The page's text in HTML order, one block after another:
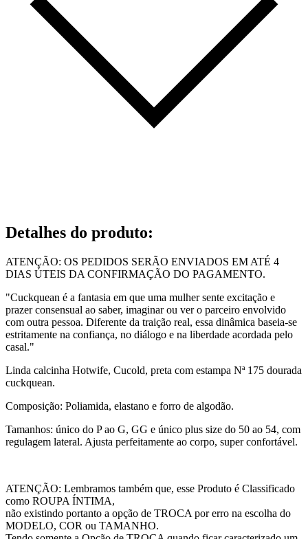
Detalhes do produto:
ATENÇÃO: OS PEDIDOS SERÃO ENVIADOS EM ATÉ 4
DIAS ÚTEIS DA CONFIRMAÇÃO DO PAGAMENTO.
"Cuckquean é a fantasia em que uma mulher sente excitação e
prazer consensual ao saber, imaginar ou ver o parceiro envolvido
com outra pessoa. Diferente da traição real, essa dinâmica baseia-se
estritamente na confiança, no diálogo e na liberdade acordada pelo
casal."
Linda calcinha Hotwife, Cucold, preta com estampa Nª 175 dourada
cuckquean.
Composição: Poliamida, elastano e forro de algodão.
Tamanhos: único do P ao G, GG e único plus size do 50 ao 54, com
regulagem lateral. Ajusta perfeitamente ao corpo, super confortável.
ATENÇÃO: Lembramos também que, esse Produto é Classificado
como ROUPA ÍNTIMA,
não existindo portanto a opção de TROCA por erro na escolha do
MODELO, COR ou TAMANHO.